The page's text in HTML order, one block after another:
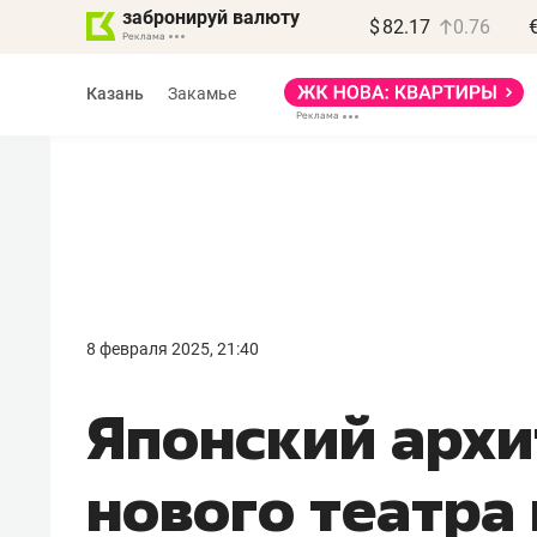
забронируй валюту $ 82.17 0.76
Казань Закамье
8 февраля 2025, 21:40
Японский
нового
правил, бизнес может
потерять минимум